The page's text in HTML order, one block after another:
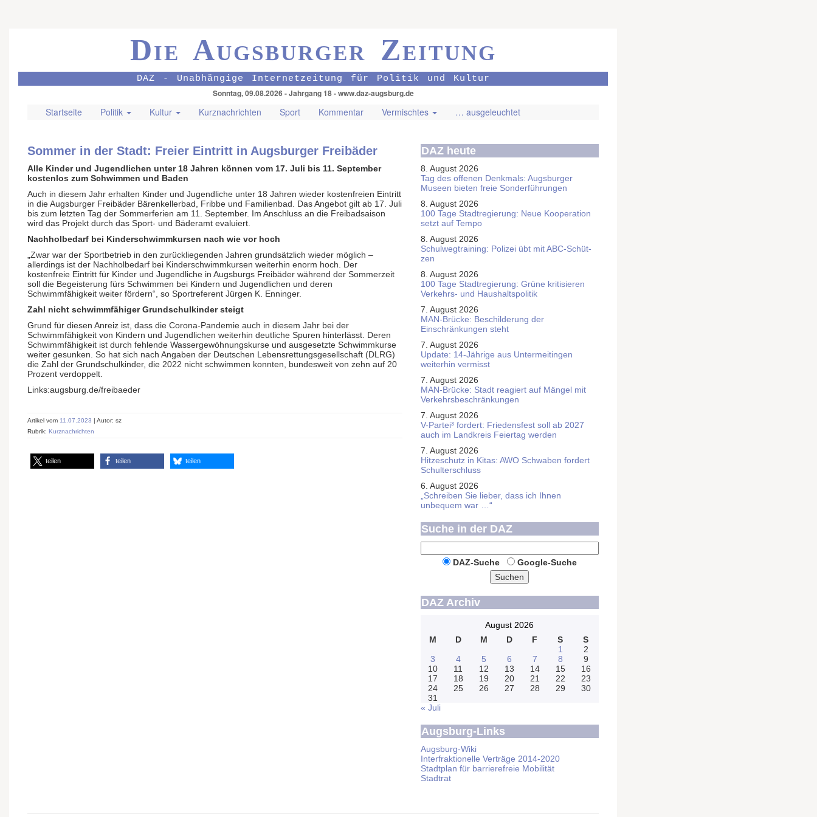
Die Augsburger Zeitung
DAZ - Unabhängige Internetzeitung für Politik und Kultur
Sonntag, 09.08.2026 - Jahrgang 18 - www.daz-augsburg.de
Startseite Politik Kultur Kurznachrichten Sport Kommentar Vermischtes … ausgeleuchtet
Sommer in der Stadt: Freier Eintritt in Augsburger Freibäder
Alle Kinder und Jugendlichen unter 18 Jahren können vom 17. Juli bis 11. September
kostenlos zum Schwimmen und Baden
Auch in diesem Jahr erhalten Kinder und Jugendliche unter 18 Jahren wieder kostenfreien Eintritt
in die Augsburger Freibäder Bärenkellerbad, Fribbe und Familienbad. Das Angebot gilt ab 17. Juli
bis zum letzten Tag der Sommerferien am 11. September. Im Anschluss an die Freibadsaison
wird das Projekt durch das Sport- und Bäderamt evaluiert.
Nachholbedarf bei Kinderschwimmkursen nach wie vor hoch
„Zwar war der Sportbetrieb in den zurückliegenden Jahren grundsätzlich wieder möglich –
allerdings ist der Nachholbedarf bei Kinderschwimmkursen weiterhin enorm hoch. Der
kostenfreie Eintritt für Kinder und Jugendliche in Augsburgs Freibäder während der Sommerzeit
soll die Begeisterung fürs Schwimmen bei Kindern und Jugendlichen und deren
Schwimmfähigkeit weiter fördern“, so Sportreferent Jürgen K. Enninger.
Zahl nicht schwimmfähiger Grundschulkinder steigt
Grund für diesen Anreiz ist, dass die Corona-Pandemie auch in diesem Jahr bei der
Schwimmfähigkeit von Kindern und Jugendlichen weiterhin deutliche Spuren hinterlässt. Deren
Schwimmfähigkeit ist durch fehlende Wassergewöhnungskurse und ausgesetzte Schwimmkurse
weiter gesunken. So hat sich nach Angaben der Deutschen Lebensrettungsgesellschaft (DLRG)
die Zahl der Grundschulkinder, die 2022 nicht schwimmen konnten, bundesweit von zehn auf 20
Prozent verdoppelt.
Links:augsburg.de/freibaeder
Artikel vom 11.07.2023 | Autor: sz
Rubrik: Kurznachrichten
teilen teilen teilen
DAZ heute
8. August 2026
Tag des offenen Denkmals: Augsburger
Museen bieten freie Sonderführungen
8. August 2026
100 Tage Stadtregierung: Neue Kooperation
setzt auf Tempo
8. August 2026
Schul­weg­trai­ning: Poli­zei übt mit ABC-Schüt­
zen
8. August 2026
100 Tage Stadtregierung: Grüne kritisieren
Verkehrs- und Haushaltspolitik
7. August 2026
MAN-Brücke: Beschilderung der
Einschränkungen steht
7. August 2026
Update: 14-Jährige aus Untermeitingen
weiterhin vermisst
7. August 2026
MAN-Brücke: Stadt reagiert auf Mängel mit
Verkehrsbeschränkungen
7. August 2026
V-Partei­³ fordert: Friedens­fest soll ab 2027
auch im Land­kreis Feier­tag werden
7. August 2026
Hitzeschutz in Kitas: AWO Schwaben fordert
Schulterschluss
6. August 2026
„Schreiben Sie lieber, dass ich Ihnen
unbequem war …“
Suche in der DAZ
DAZ-Suche
Google-Suche
Suchen
DAZ Archiv
August 2026
M
D M D F S
S
1
2
3
4 5 6 7 8
9
10
11 12 13 14 15
16
17
18 19 20 21 22
23
24
25 26 27 28 29
30
31
« Juli
Augsburg-Links
Augsburg-Wiki
Interfraktionelle Verträge 2014-2020
Stadtplan für barrierefreie Mobilität
Stadtrat